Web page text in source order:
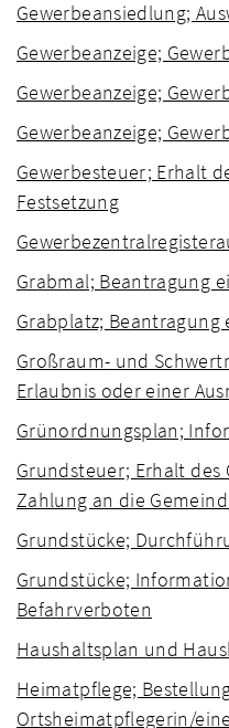
Gewerbeansiedlung;
Gewerbeanzeige;
Gewerbeanzeige;
Gewerbeanzeige;
Gewerbesteuer; Erhalt
Festsetzung
Grabmal; Beantragung
Grabplatz; Beantragung
Großraum- und
Erlaubnis oder einer
Grünordnungsplan;
Grundsteuer; Erhalt
Zahlung an die
Grundstücke;
Grundstücke;
Befahrverboten
Haushaltsplan und
Heimatpflege;
Ortsheimatpflegerin/